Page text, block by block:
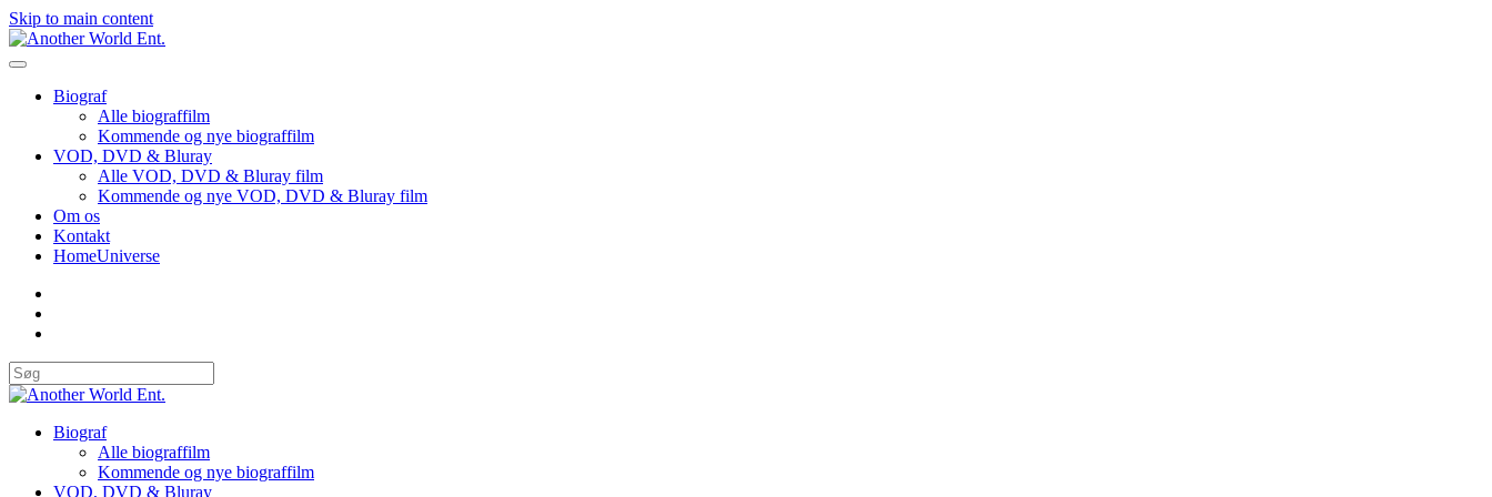
Skip to main content
Biograf
Alle biograffilm
Kommende og nye biograffilm
VOD, DVD & Bluray
Alle VOD, DVD & Bluray film
Kommende og nye VOD, DVD & Bluray film
Om os
Kontakt
HomeUniverse
Biograf
Alle biograffilm
Kommende og nye biograffilm
VOD, DVD & Bluray